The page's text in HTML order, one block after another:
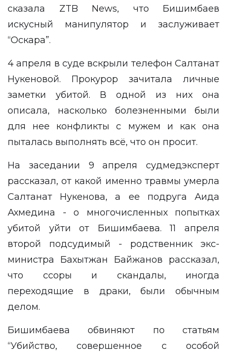
сказала ZTB News, что Бишимбаев
искусный манипулятор и заслуживает
“Оскара”.
4 апреля в суде вскрыли телефон Салтанат
Нукеновой. Прокурор зачитала личные
заметки убитой. В одной из них она
описала, насколько болезненными были
для нее конфликты с мужем и как она
пыталась выполнять всё, что он просит.
На заседании 9 апреля судмедэксперт
рассказал, от какой именно травмы умерла
Салтанат Нукенова, а ее подруга Аида
Ахмедина - о многочисленных попытках
убитой уйти от Бишимбаева. 11 апреля
второй подсудимый - родственник экс-
министра Бахытжан Байжанов рассказал,
что ссоры и скандалы, иногда
переходящие в драки, были обычным
делом.
Бишимбаева обвиняют по статьям
“Убийство, совершенное с особой